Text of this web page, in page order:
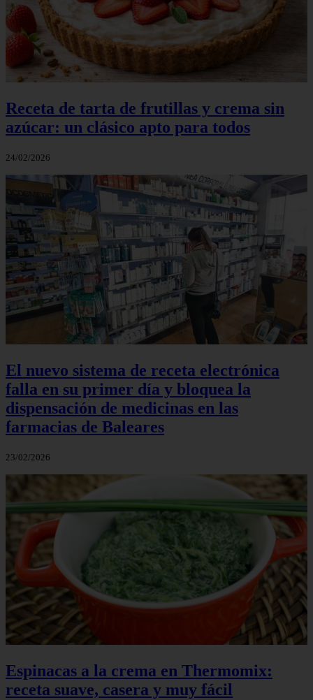
Receta de tarta de frutillas y crema sin
azúcar: un clásico apto para todos
24/02/2026
El nuevo sistema de receta electrónica
falla en su primer día y bloquea la
dispensación de medicinas en las
farmacias de Baleares
23/02/2026
Espinacas a la crema en Thermomix:
receta suave, casera y muy fácil